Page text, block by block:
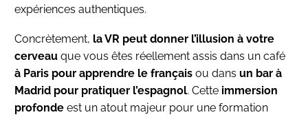
expériences authentiques.
Concrètement, la VR peut donner l’illusion à votre
cerveau que vous êtes réellement assis dans un café
à Paris pour apprendre le français ou dans un bar à
Madrid pour pratiquer l’espagnol. Cette immersion
profonde est un atout majeur pour une formation